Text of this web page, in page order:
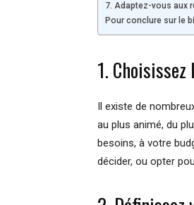
7. Adaptez-vous aux
Pour conclure sur le
1. Choisissez
Il existe de
au plus animé, du
besoins, à votre
décider, ou opter